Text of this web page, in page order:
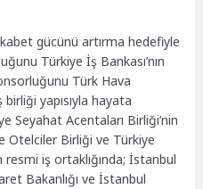
gücünü artırma hedefiyle
Türkiye İş Bankası’nın
Türk Hava
birliği yapısıyla hayata
Seyahat Acentaları Birliği’nin
Otelciler Birliği ve Türkiye
resmi iş ortaklığında; İstanbul
Bakanlığı ve İstanbul